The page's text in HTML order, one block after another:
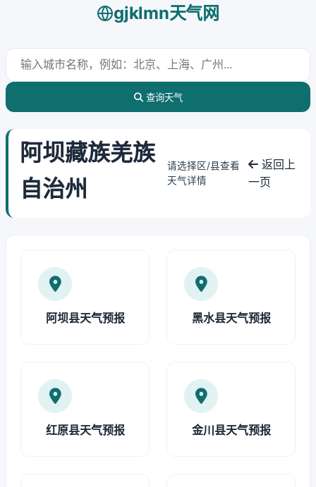
gjklmn天气网
查询天气
阿坝藏族羌族
自治州
请选择区/县查看
天气详情
返回上
一页
阿坝县天气预报 黑水县天气预报
红原县天气预报 金川县天气预报